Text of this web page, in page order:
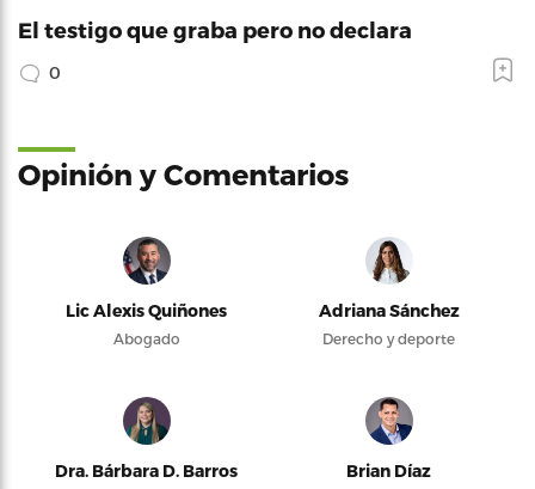
El testigo que graba pero no declara
0
Opinión y Comentarios
Lic Alexis Quiñones
Abogado
Adriana Sánchez
Derecho y deporte
Dra. Bárbara D. Barros Brian Díaz